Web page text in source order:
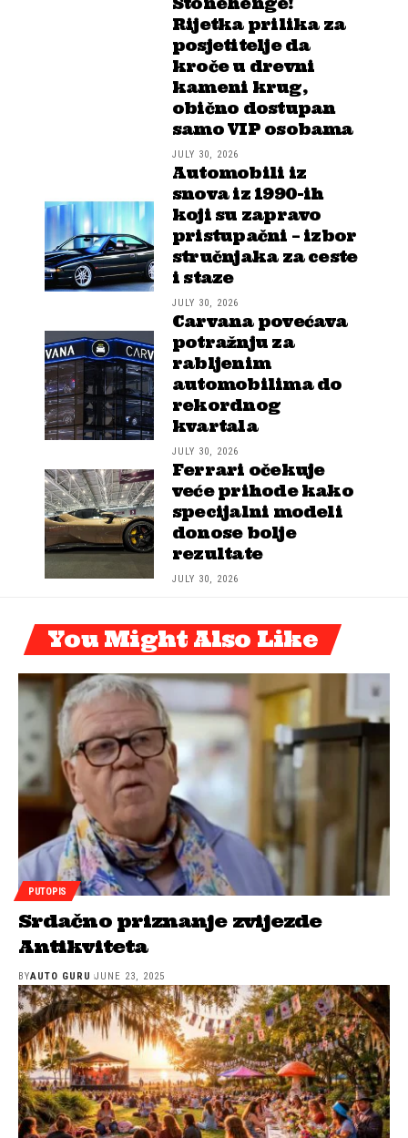
Rijetka prilika za
posjetitelje da
kroče u drevni
kameni krug,
obično dostupan
samo VIP osobama
JULY 30, 2026
Automobili iz
snova iz 1990-ih
koji su zapravo
pristupačni – izbor
stručnjaka za ceste
i staze
JULY 30, 2026
Carvana povećava
potražnju za
rabljenim
automobilima do
rekordnog
kvartala
JULY 30, 2026
Ferrari očekuje
veće prihode kako
specijalni modeli
donose bolje
rezultate
JULY 30, 2026
You Might Also Like
PUTOPIS
Srdačno priznanje zvijezde
Antikviteta
BYAUTO GURU JUNE 23, 2025